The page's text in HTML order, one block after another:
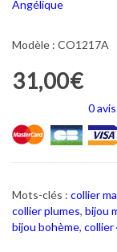
Angélique
Modèle : CO1217A
31,00€
0 avis
Mots-clés : collier
collier plumes, bijou
bijou bohème, collier